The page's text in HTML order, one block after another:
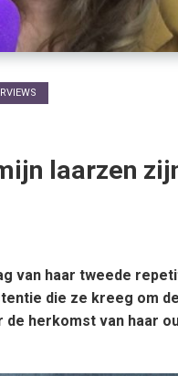
laarzen
van haar tweede
die ze kreeg om
herkomst van haar